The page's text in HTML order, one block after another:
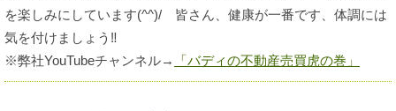
を楽しみにしています(^^)/ 皆さん、健康が一番です、体調には
気を付けましょう‼
※弊社YouTubeチャンネル→
「バディの不動産売買虎の巻」